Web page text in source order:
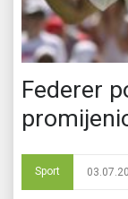
Federer
Sport